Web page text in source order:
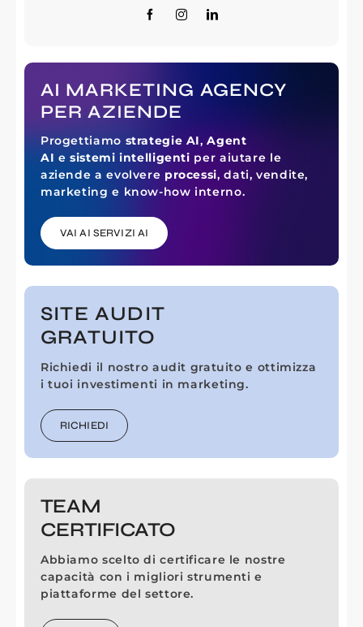
AI MARKETING AGENCY
PER AZIENDE
Progettiamo strategie AI,Agent
AI esistemi intelligenti per aiutare le
aziende a evolvere processi, dati, vendite,
marketing e know-how interno.
VAI AI SERVIZI AI
SITE AUDIT
GRATUITO
Richiedi il nostro audit gratuito e ottimizza
i tuoi investimenti in marketing.
RICHIEDI
TEAM
CERTIFICATO
Abbiamo scelto di certificare le nostre
capacità con i migliori strumenti e
piattaforme del settore.